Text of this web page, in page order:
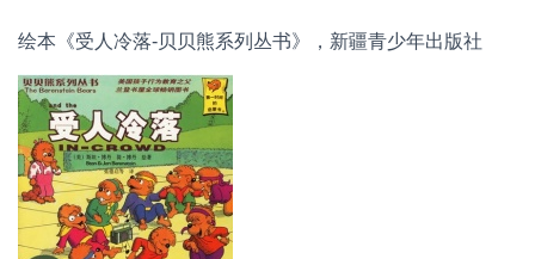
绘本《受人冷落-贝贝熊系列丛书》，新疆青少年出版社